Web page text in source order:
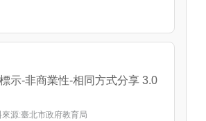
示-非商業性-相同方式分享 3.0
源:臺北市政府教育局